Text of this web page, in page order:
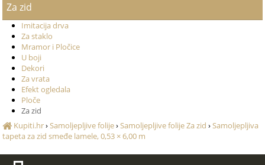
Za zid
Imitacija drva
Za staklo
Mramor i Pločice
U boji
Dekori
Za vrata
Efekt ogledala
Ploče
Za zid
Kupiti.hr›Samoljepljive folije›Samoljepljive folije Za zid ›Samoljepljiva
tapeta za zid smeđe lamele, 0,53 × 6,00 m